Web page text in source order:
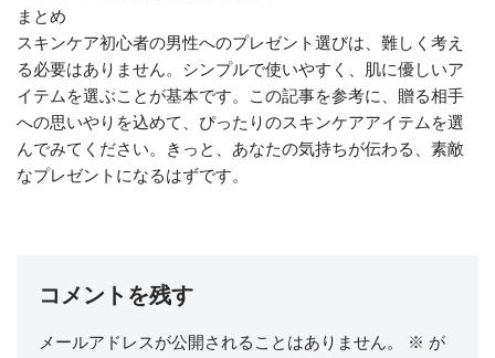
まとめ
スキンケア初心者の男性へのプレゼント選びは、難しく考え
る必要はありません。シンプルで使いやすく、肌に優しいア
イテムを選ぶことが基本です。この記事を参考に、贈る相手
への思いやりを込めて、ぴったりのスキンケアアイテムを選
んでみてください。きっと、あなたの気持ちが伝わる、素敵
なプレゼントになるはずです。
コメントを残す
メールアドレスが公開されることはありません。 ※ が